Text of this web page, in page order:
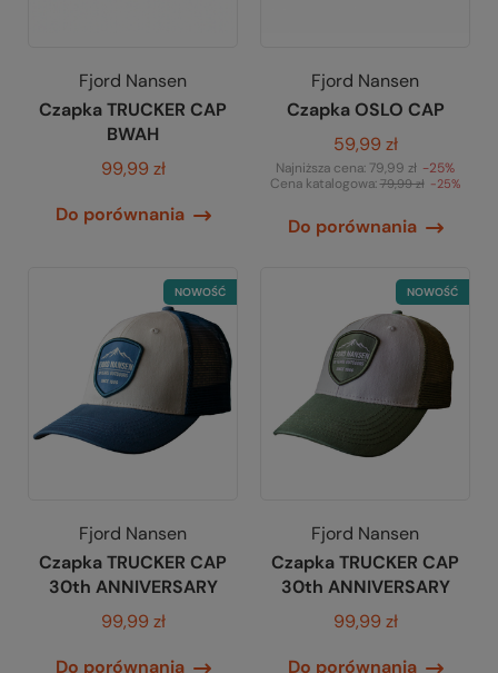
Fjord Nansen
Czapka TRUCKER CAP
BWAH
99,99 zł
Do porównania
Fjord Nansen
Czapka OSLO CAP
59,99 zł
Najniższa cena: 79,99 zł -25%
Cena katalogowa:79,99 zł -25%
Do porównania
NOWOŚĆ
Fjord Nansen
Czapka TRUCKER CAP
30th ANNIVERSARY
99,99 zł
Do porównania
NOWOŚĆ
Fjord Nansen
Czapka TRUCKER CAP
30th ANNIVERSARY
99,99 zł
Do porównania